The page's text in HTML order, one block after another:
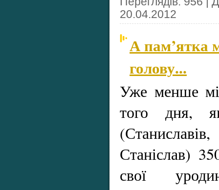
20.04.2012
А пам’ятка
голову...
Уже менше
того дня,
Станіслав)
свої